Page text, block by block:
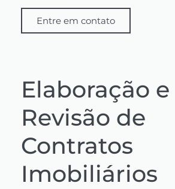
Entre em contato
Elaboração e
Revisão de
Contratos
Imobiliários